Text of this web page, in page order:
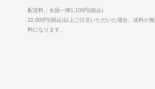
配送料：全国一律1,100円(税込)
22,000円(税込)以上ご注文いただいた場合、送料が無
料になります。